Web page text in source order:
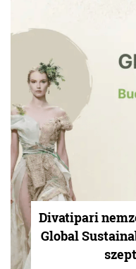
Divatipari
Global